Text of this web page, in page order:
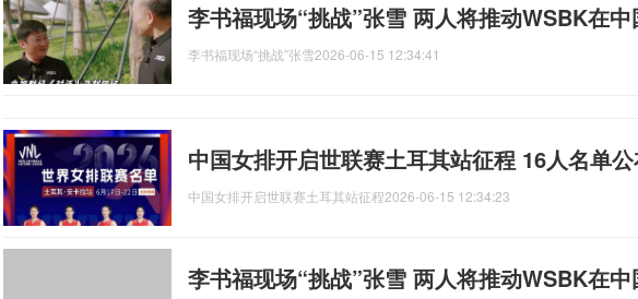
李书福现场“挑战”张雪 两人将推动WSBK在
李书福现场“挑战”张雪2026-06-15 12:34:41
中国女排开启世联赛土耳其站征程 16人名单
中国女排开启世联赛土耳其站征程2026-06-15 12:34:23
李书福现场“挑战”张雪 两人将推动WSBK在